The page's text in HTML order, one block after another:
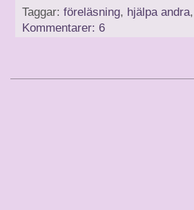
Taggar: föreläsning, hjälpa andra,
Kommentarer: 6